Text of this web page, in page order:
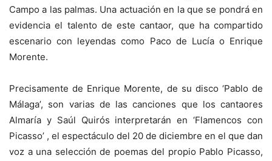
Campo a las palmas. Una actuación en la que se pondrá en
evidencia el talento de este cantaor, que ha compartido
escenario con leyendas como Paco de Lucía o Enrique
Morente.
Precisamente de Enrique Morente, de su disco ‘Pablo de
Málaga’, son varias de las canciones que los cantaores
Almaría y Saúl Quirós interpretarán en ‘Flamencos con
Picasso’ , el espectáculo del 20 de diciembre en el que dan
voz a una selección de poemas del propio Pablo Picasso,